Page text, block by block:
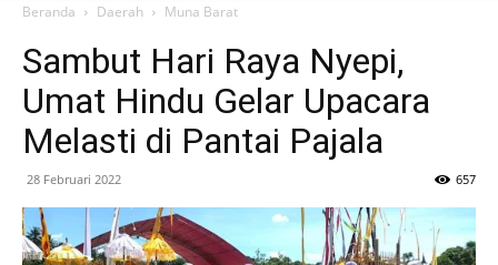
Beranda Daerah Muna Barat
Sambut Hari Raya Nyepi,
Umat Hindu Gelar Upacara
Melasti di Pantai Pajala
28 Februari 2022 657